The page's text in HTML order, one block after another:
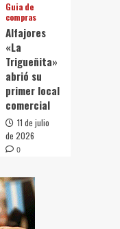
Guia de
compras
Alfajores
«La
Trigueñita»
abrió su
primer local
comercial
11 de julio
de 2026
0